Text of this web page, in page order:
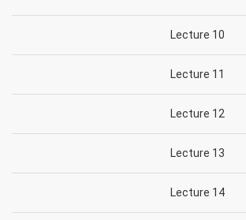
Lecture 10
Lecture 11
Lecture 12
Lecture 13
Lecture 14